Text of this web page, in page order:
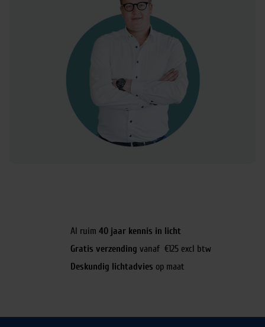
Al ruim 40 jaar kennis in licht
Gratis verzending vanaf €125 excl btw
Deskundig lichtadvies op maat